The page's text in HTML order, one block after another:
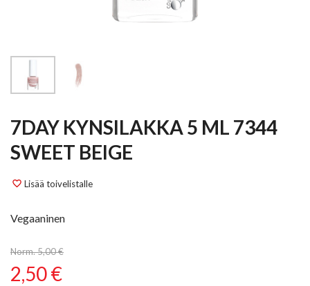
7DAY KYNSILAKKA 5 ML 7344
SWEET BEIGE
favorite_border Lisää toivelistalle
Vegaaninen
Norm. 5,00 €
2,50 €